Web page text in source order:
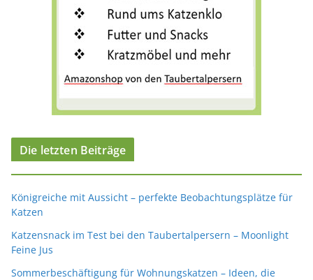
Die letzten Beiträge
Königreiche mit Aussicht – perfekte Beobachtungsplätze für
Katzen
Katzensnack im Test bei den Taubertalpersern – Moonlight
Feine Jus
Sommerbeschäftigung für Wohnungskatzen – Ideen, die